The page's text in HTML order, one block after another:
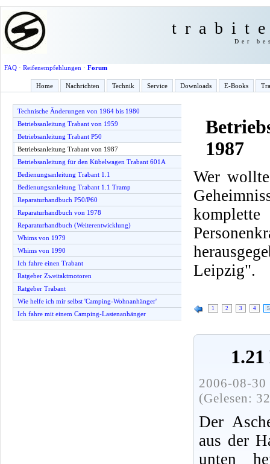
Der
FAQ· Reifenempfehlungen · Forum
Home Nachrichten Technik Service Downloads E-Books
Technische Änderungen von 1964 bis 1980
Betriebsanleitung Trabant von 1959
Betriebsanleitung Trabant P50
Betriebsanleitung Trabant von 1987
Betriebsanleitung für den Kübelwagen Trabant 601A
Bedienungsanleitung Trabant 1.1
Bedienungsanleitung Trabant 1.1 Tramp
Reparaturhandbuch P50/P60
Reparaturhandbuch von 1978
Reparaturhandbuch (Weiterentwicklung)
Whims von 1979
Whims von 1990
Ich fahre einen Trabant
Ratgeber Zweitaktmotoren
Ratgeber Trabant
Wie helfe ich mir selbst 'Camping-Wohnanhänger'
Ich fahre mit einem Camping-Lastenanhänger
1987
Wer
Leipzig".
1 2 3 4 5
2006-08-
(Gelesen:
Der
aus der
unten